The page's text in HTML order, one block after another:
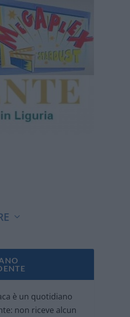
è un quotidiano
non riceve alcun